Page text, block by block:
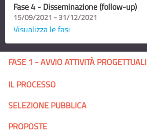
Fase 4 - Disseminazione (follow-up)
15/09/2021 - 31/12/2021
Visualizza le fasi
FASE 1 - AVVIO ATTIVITÀ PROGETTUALI
IL PROCESSO
SELEZIONE PUBBLICA
PROPOSTE